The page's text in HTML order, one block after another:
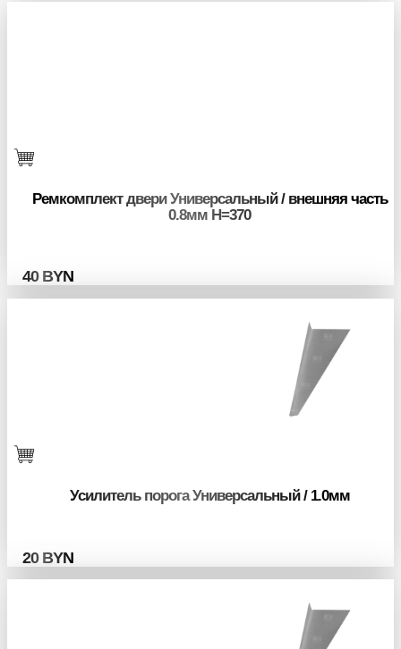
Ремкомплект двери Универсальный / внешняя часть
0.8мм H=370
40 BYN
Усилитель порога Универсальный / 1.0мм
20 BYN